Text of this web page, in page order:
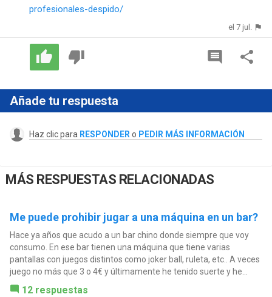
profesionales-despido/
el 7 jul.
Añade tu respuesta
Haz clic para RESPONDER o PEDIR MÁS INFORMACIÓN
MÁS RESPUESTAS RELACIONADAS
Me puede prohibir jugar a una máquina en un bar?
Hace ya años que acudo a un bar chino donde siempre que voy
consumo. En ese bar tienen una máquina que tiene varias
pantallas con juegos distintos como joker ball, ruleta, etc.. A veces
juego no más que 3 o 4€ y últimamente he tenido suerte y he...
12 respuestas